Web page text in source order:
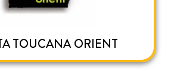
TOUCANA ORIENT